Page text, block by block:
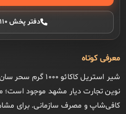
دفتر پخش ۰۵۱۳۱۱۰
معرفی کوتاه
شیر استریل کاکائو
نوین تجارت دیار مشهد موجود
کافی‌شاپ و مصرف سازمانی. برای